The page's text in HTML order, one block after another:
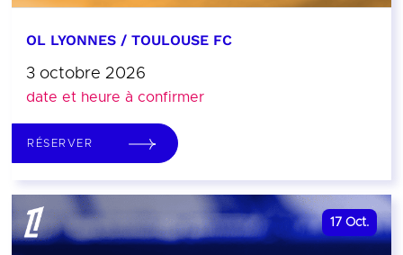
OL LYONNES / TOULOUSE FC
3 octobre 2026
date et heure à confirmer
RÉSERVER
17 Oct.